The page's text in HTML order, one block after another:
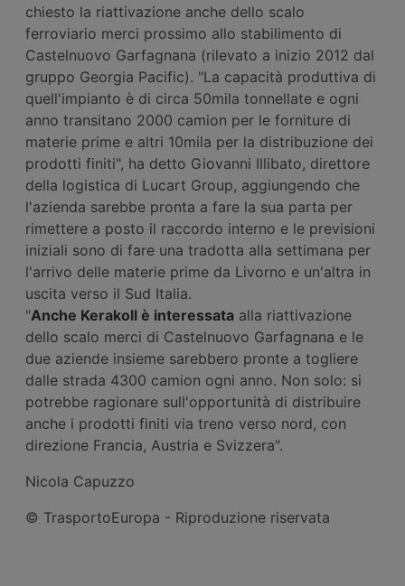
chiesto la riattivazione anche dello scalo
ferroviario merci prossimo allo stabilimento di
Castelnuovo Garfagnana (rilevato a inizio 2012 dal
gruppo Georgia Pacific). "La capacità produttiva di
quell'impianto è di circa 50mila tonnellate e ogni
anno transitano 2000 camion per le forniture di
materie prime e altri 10mila per la distribuzione dei
prodotti finiti", ha detto Giovanni Illibato, direttore
della logistica di Lucart Group, aggiungendo che
l'azienda sarebbe pronta a fare la sua parta per
rimettere a posto il raccordo interno e le previsioni
iniziali sono di fare una tradotta alla settimana per
l'arrivo delle materie prime da Livorno e un'altra in
uscita verso il Sud Italia.
"Anche Kerakoll è interessata alla riattivazione
dello scalo merci di Castelnuovo Garfagnana e le
due aziende insieme sarebbero pronte a togliere
dalle strada 4300 camion ogni anno. Non solo: si
potrebbe ragionare sull'opportunità di distribuire
anche i prodotti finiti via treno verso nord, con
direzione Francia, Austria e Svizzera".
Nicola Capuzzo
© TrasportoEuropa - Riproduzione riservata